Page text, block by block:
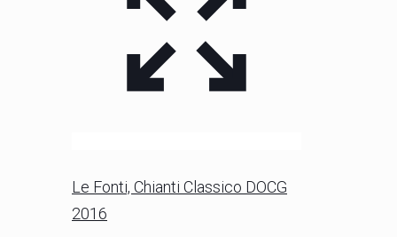
Le Fonti, Chianti Classico DOCG
2016